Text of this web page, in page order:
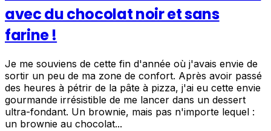
avec du chocolat noir et sans
farine !
Je me souviens de cette fin d'année où j'avais envie de
sortir un peu de ma zone de confort. Après avoir passé
des heures à pétrir de la pâte à pizza, j'ai eu cette envie
gourmande irrésistible de me lancer dans un dessert
ultra-fondant. Un brownie, mais pas n'importe lequel :
un brownie au chocolat...